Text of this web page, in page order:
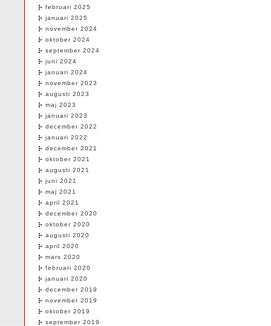
februari 2025
januari 2025
november 2024
oktober 2024
september 2024
juni 2024
januari 2024
november 2023
augusti 2023
maj 2023
januari 2023
december 2022
januari 2022
december 2021
oktober 2021
augusti 2021
juni 2021
maj 2021
april 2021
december 2020
oktober 2020
augusti 2020
april 2020
mars 2020
februari 2020
januari 2020
december 2019
november 2019
oktober 2019
september 2019